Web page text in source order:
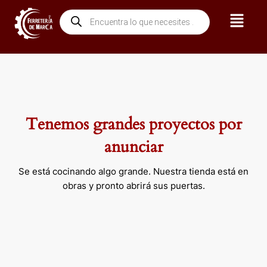
contenido
Búsqueda
de
productos
Menú
Tenemos grandes proyectos por
anunciar
Se está cocinando algo grande. Nuestra tienda está en
obras y pronto abrirá sus puertas.